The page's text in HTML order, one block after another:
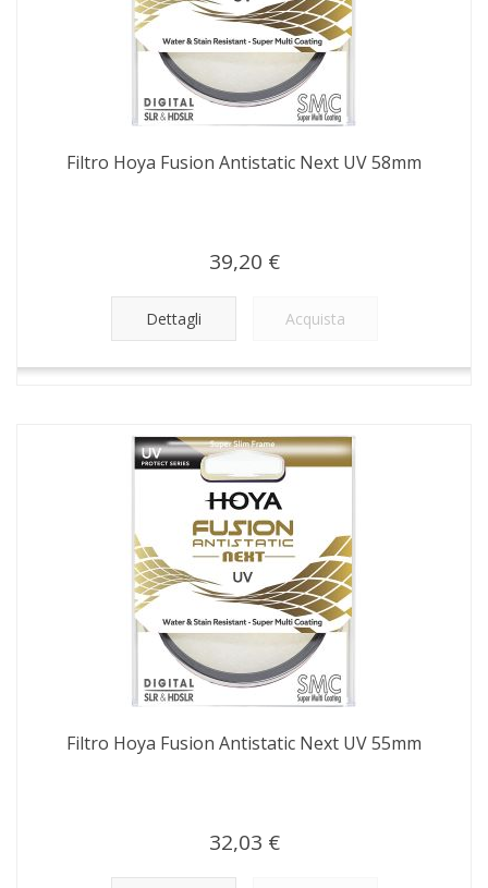
Filtro Hoya Fusion Antistatic Next UV 58mm
39,20 €
Dettagli Acquista
Filtro Hoya Fusion Antistatic Next UV 55mm
32,03 €